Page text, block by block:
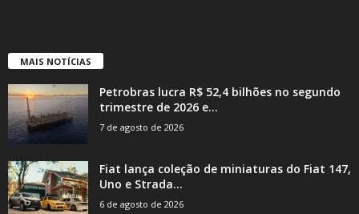
MAIS NOTÍCIAS
Petrobras lucra R$ 52,4 bilhões no segundo
trimestre de 2026 e...
7 de agosto de 2026
Fiat lança coleção de miniaturas do Fiat 147,
Uno e Strada...
6 de agosto de 2026